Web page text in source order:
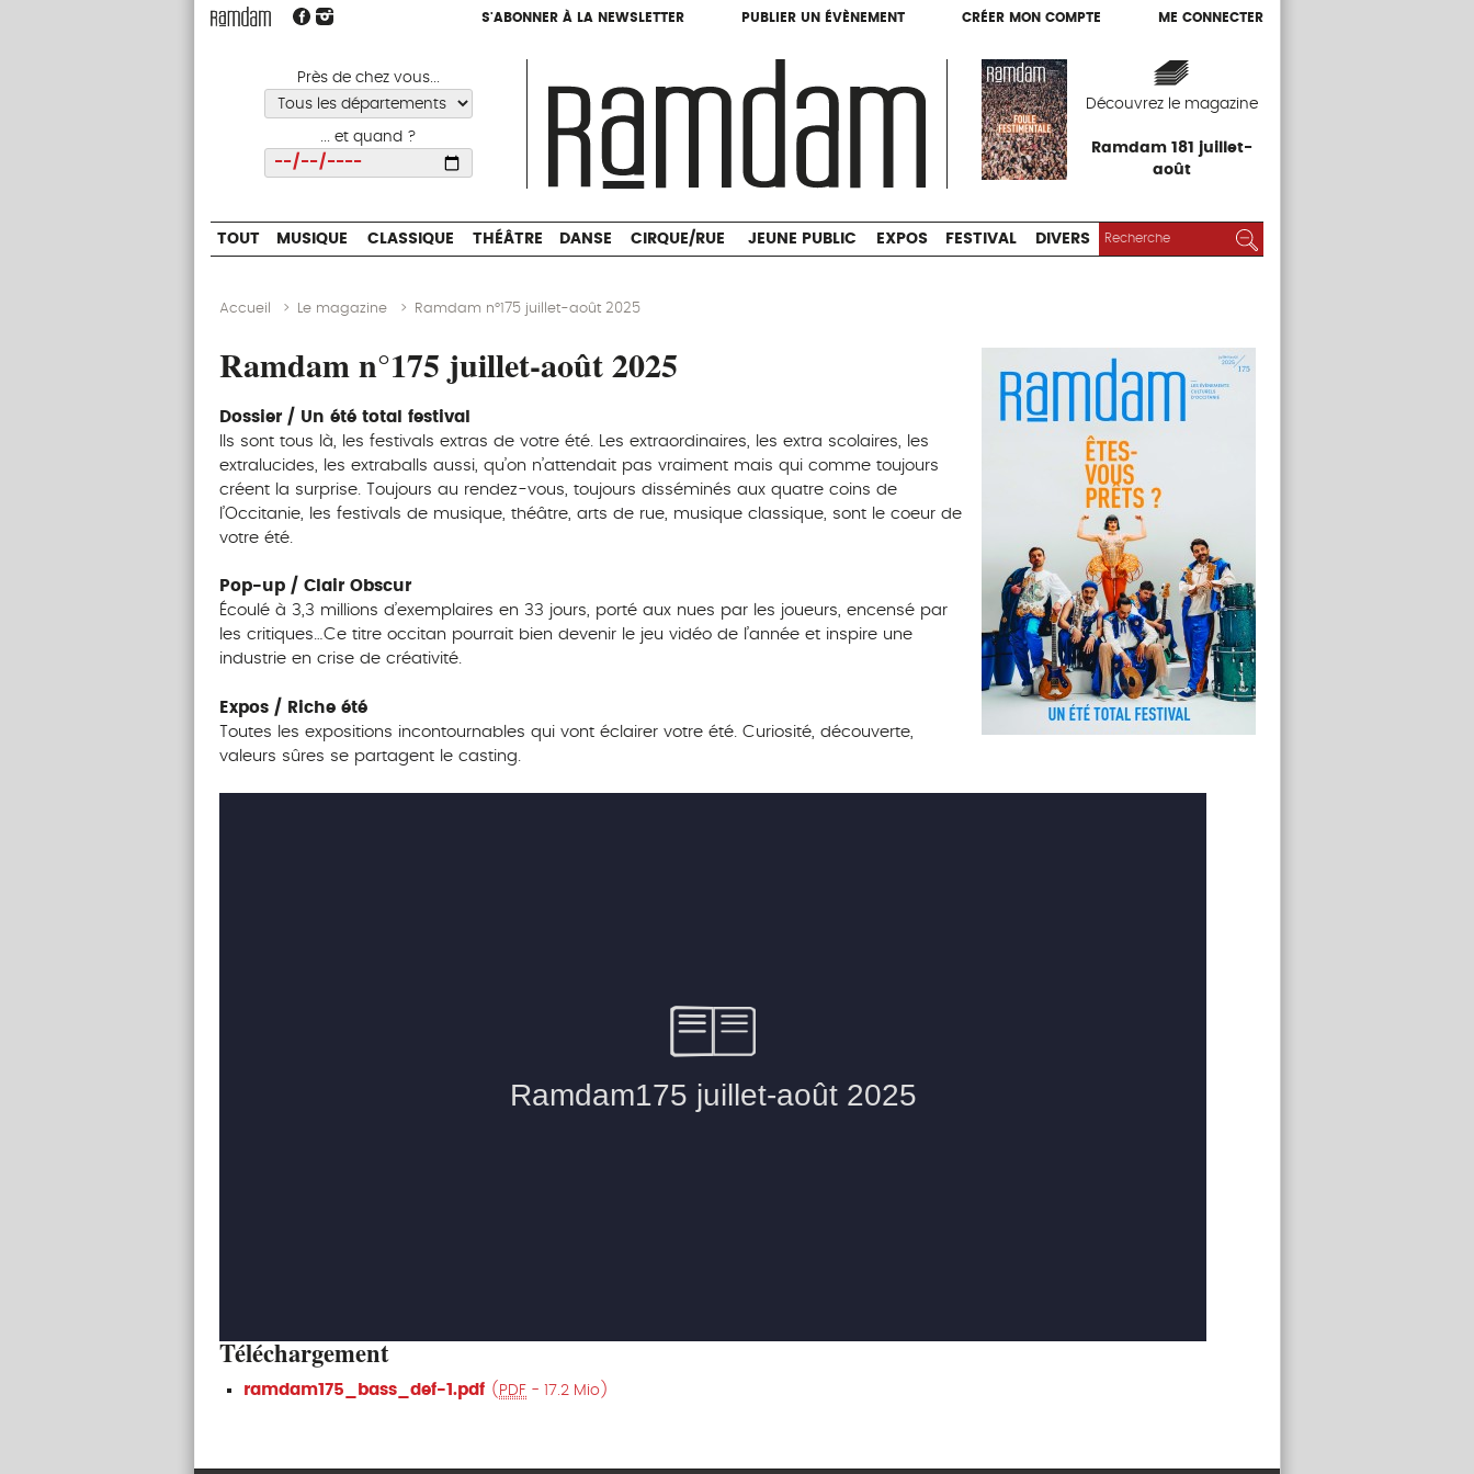
S'ABONNER À LA NEWSLETTER PUBLIER UN ÉVÈNEMENT CRÉER MON COMPTE ME CONNECTER
Près de chez vous...
... et quand ?
Découvrez le magazine
Ramdam 181 juillet-
août
S'ABONNER À LA NEWSLETTER PUBLIER UN ÉVÈNEMENT CRÉER MON COMPTE ME CONNECTER
CIRQUE/RUE JEUNE PUBLIC EXPOS
TOUT MUSIQUE CLASSIQUE THÉÂTRE DANSE CIRQUE/RUE JEUNE PUBLIC EXPOS FESTIVAL DIVERS RECHERCHER :
Accueil > Le magazine > Ramdam n°175 juillet-août 2025
Ramdam n°175 juillet-août 2025
Dossier / Un été total festival
Ils sont tous là, les festivals extras de votre été. Les extraordinaires, les extra scolaires, les
extralucides, les extraballs aussi, qu’on n’attendait pas vraiment mais qui comme toujours
créent la surprise. Toujours au rendez-vous, toujours disséminés aux quatre coins de
l’Occitanie, les festivals de musique, théâtre, arts de rue, musique classique, sont le coeur de
votre été.
Pop-up / Clair Obscur
Écoulé à 3,3 millions d’exemplaires en 33 jours, porté aux nues par les joueurs, encensé par
les critiques…Ce titre occitan pourrait bien devenir le jeu vidéo de l’année et inspire une
industrie en crise de créativité.
Expos / Riche été
Toutes les expositions incontournables qui vont éclairer votre été. Curiosité, découverte,
valeurs sûres se partagent le casting.
Téléchargement
ramdam175_bass_def-1.pdf ( PDF - 17.2 Mio )